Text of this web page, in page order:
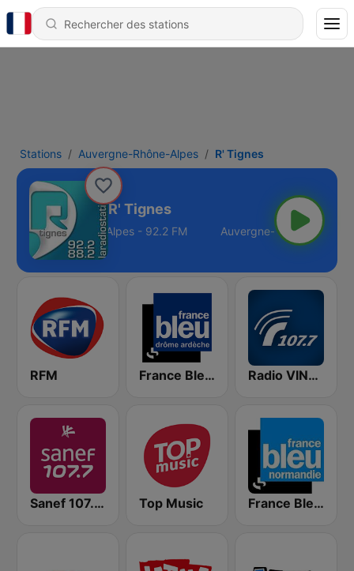
Stations Auvergne-Rhône-Alpes R' Tignes
R' Tignes
Auvergne-Rhône-Alpes - 92.2 FM
RFM France Bleu Drôme-Ardèche Radio VINCI Autoroutes
Sanef 107.7 Ile-de-France Top Music France Bleu Haute Normandie